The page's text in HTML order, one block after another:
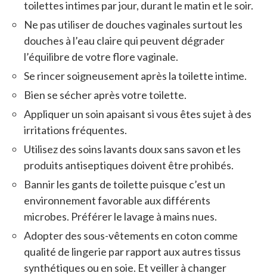
toilettes intimes par jour, durant le matin et le soir.
Ne pas utiliser de douches vaginales surtout les
douches à l’eau claire qui peuvent dégrader
l’équilibre de votre flore vaginale.
Se rincer soigneusement après la toilette intime.
Bien se sécher après votre toilette.
Appliquer un soin apaisant si vous êtes sujet à des
irritations fréquentes.
Utilisez des soins lavants doux sans savon et les
produits antiseptiques doivent être prohibés.
Bannir les gants de toilette puisque c’est un
environnement favorable aux différents
microbes. Préférer le lavage à mains nues.
Adopter des sous-vêtements en coton comme
qualité de lingerie par rapport aux autres tissus
synthétiques ou en soie. Et veiller à changer